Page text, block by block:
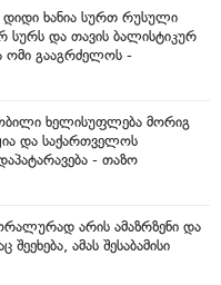
დიდი ხანია სურთ რუსული
სურს და თავის ბალისტიკურ
ომი გააგრძელოს -
ხელისუფლება მორიგ
და საქართველოს
- თაზო
არის ამაზრზენი და
ამას შესაბამისი